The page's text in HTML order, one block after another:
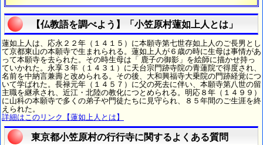
【仏教語を調べよう】「小笠原村蓮如上人とは」
蓮如上人は、応永２２年（１４１５）に本願寺第七世存如上人のご長男とし
て京都東山の本願寺で生まれられる。蓮如上人が６歳の時に生母は事情があ
って本願寺を去られた。その時生母は「 鹿子の御影」を絵師に描かせ持っ
ていかれた。永享３年（１４３１）に天台宗門跡寺院の青蓮院で得度され、
名前を中納言兼壽と改められる。その後、大和興福寺大乗院の門跡経覚につ
いて学ばれた。長禄元年（１４５７）に父の死去に伴い、本願寺第八世の留
主職を継承され、近江・北陸の教化につとめられる。明応８年（１４９９）
に山科の本願寺で多くの弟子や門徒たちに見守られ、８５年間のご生涯を終
えられた。
詳細はこのリンク【蓮如上人とは】
東京都小笠原村の行行寺に関するよくある質問